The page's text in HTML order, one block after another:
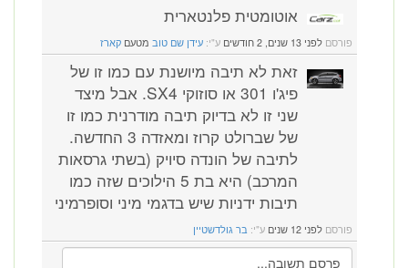
אוטומטית פלנטארית
פורסם לפני 13 שנים, 2 חודשים ע"י: עידן שם טוב מטעם קארז
זאת לא תיבה מיושנת עם כמו זו של
פיג'ו 301 או סוזוקי SX4. אבל מיצד
שני זו לא בדיוק תיבה מודרנית כמו זו
של שברולט קרוז ומאזדה 3 החדשה.
לתיבה של הונדה סיויק (בשתי גרסאות
המרכב) היא בת 5 הילוכים שזה כמו
תיבות ידניות שיש בדגמי מיני וסופרמיני
פורסם לפני 12 שנים ע"י: בר גולדשטיין